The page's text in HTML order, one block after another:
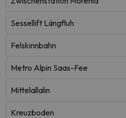
Sessellift Längfluh
Felskinnbahn
Metro Alpin Saas-Fee
Mittelallalin
Kreuzboden